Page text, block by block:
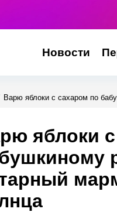
Новости
Варю яблоки с сахаром по
яблоки